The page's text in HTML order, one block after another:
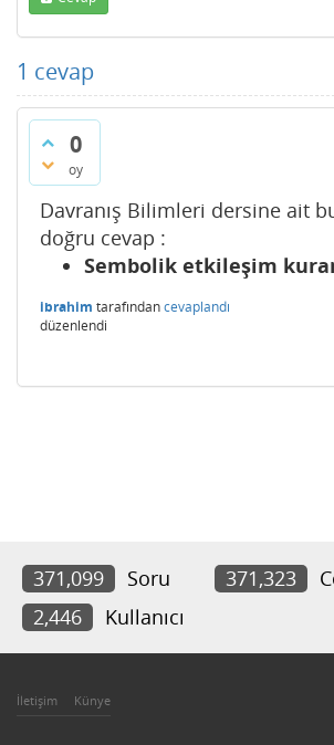
1 cevap
0
oy
Davranış Bilimleri dersine ait
doğru cevap :
Sembolik etkileşim
ibrahim tarafındancevaplandı
düzenlendi
371,099 Soru 371,323
2,446
Kullanıcı
İletişim Künye